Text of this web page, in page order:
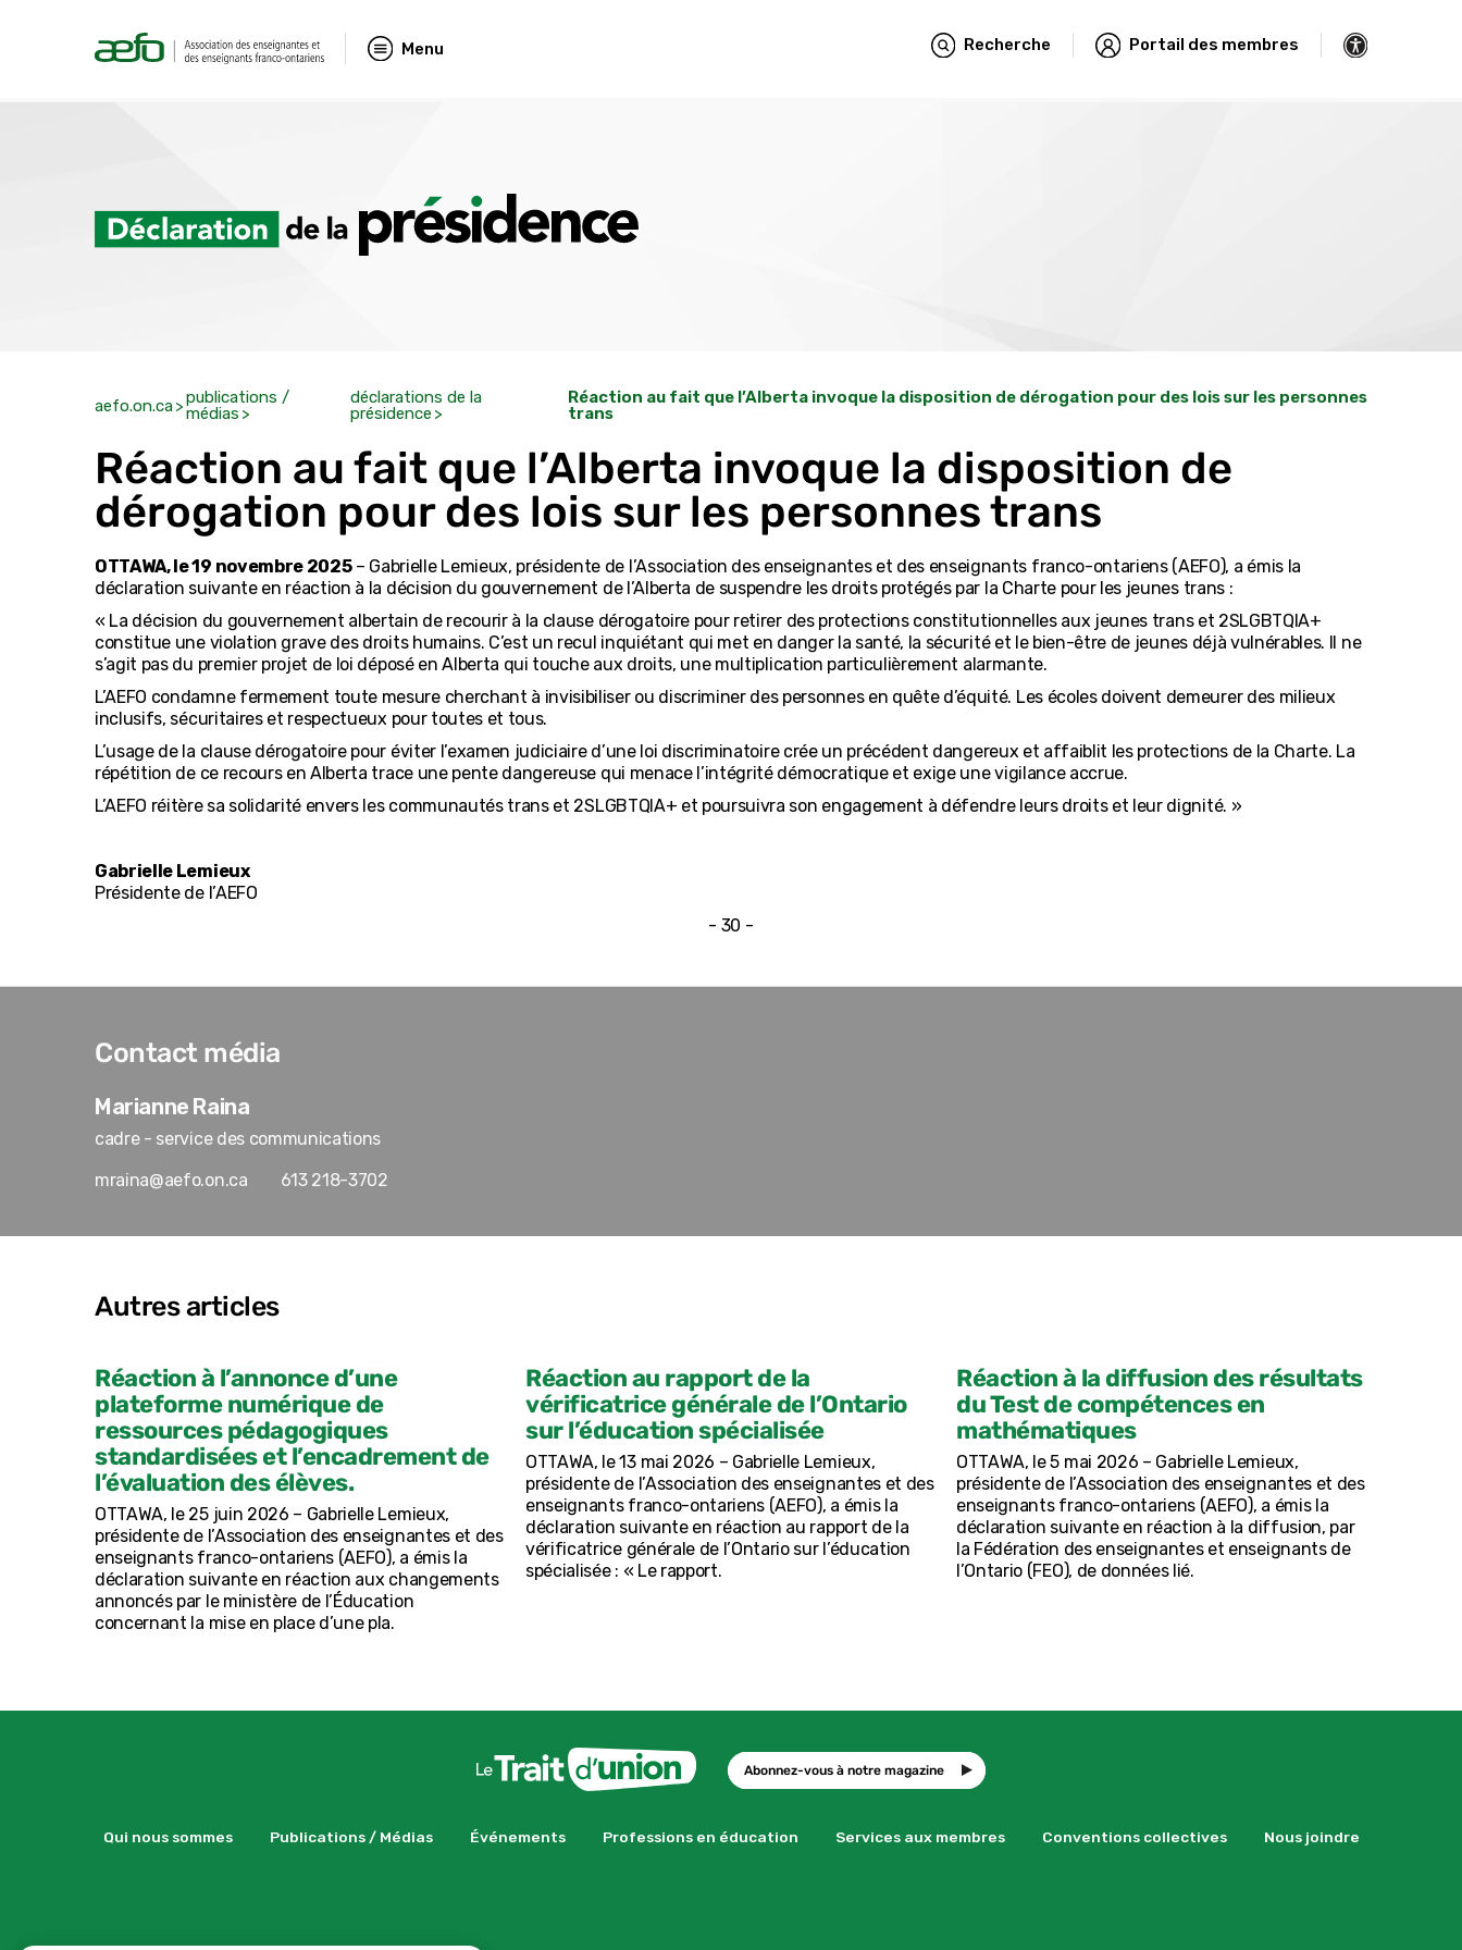
Menu Recherche Portail des membres
aefo.on.ca
publications /
médias
déclarations de la
présidence
Réaction au fait que l’Alberta invoque la disposition de dérogation pour des lois sur les personnes
trans
Réaction au fait que l’Alberta invoque la disposition de
dérogation pour des lois sur les personnes trans
OTTAWA, le 19 novembre 2025– Gabrielle Lemieux, présidente de l’Association des enseignantes et des enseignants franco-ontariens (AEFO), a émis la
déclaration suivante en réaction à la décision du gouvernement de l’Alberta de suspendre les droits protégés par la Charte pour les jeunes trans :
« La décision du gouvernement albertain de recourir à la clause dérogatoire pour retirer des protections constitutionnelles aux jeunes trans et 2SLGBTQIA+
constitue une violation grave des droits humains. C’est un recul inquiétant qui met en danger la santé, la sécurité et le bien-être de jeunes déjà vulnérables. Il ne
s’agit pas du premier projet de loi déposé en Alberta qui touche aux droits, une multiplication particulièrement alarmante.
L’AEFO condamne fermement toute mesure cherchant à invisibiliser ou discriminer des personnes en quête d’équité. Les écoles doivent demeurer des milieux
inclusifs, sécuritaires et respectueux pour toutes et tous.
L’usage de la clause dérogatoire pour éviter l’examen judiciaire d’une loi discriminatoire crée un précédent dangereux et affaiblit les protections de la Charte. La
répétition de ce recours en Alberta trace une pente dangereuse qui menace l’intégrité démocratique et exige une vigilance accrue.
L’AEFO réitère sa solidarité envers les communautés trans et 2SLGBTQIA+ et poursuivra son engagement à défendre leurs droits et leur dignité. »
Gabrielle Lemieux
Présidente de l’AEFO
- 30 -
Contact média
Marianne Raina
cadre - service des communications
mraina@aefo.on.ca
613 218-3702
Autres articles
Réaction à l’annonce d’une
plateforme numérique de
ressources pédagogiques
standardisées et l’encadrement de
l’évaluation des élèves.
OTTAWA, le 25 juin 2026 – Gabrielle Lemieux,
présidente de l’Association des enseignantes et des
enseignants franco-ontariens (AEFO), a émis la
déclaration suivante en réaction aux changements
annoncés par le ministère de l’Éducation
concernant la mise en place d’une pla.
Réaction au rapport de la
vérificatrice générale de l’Ontario
sur l’éducation spécialisée
OTTAWA, le 13 mai 2026 – Gabrielle Lemieux,
présidente de l’Association des enseignantes et des
enseignants franco-ontariens (AEFO), a émis la
déclaration suivante en réaction au rapport de la
vérificatrice générale de l’Ontario sur l’éducation
spécialisée : « Le rapport.
Réaction à la diffusion des résultats
du Test de compétences en
mathématiques
OTTAWA, le 5 mai 2026 – Gabrielle Lemieux,
présidente de l’Association des enseignantes et des
enseignants franco-ontariens (AEFO), a émis la
déclaration suivante en réaction à la diffusion, par
la Fédération des enseignantes et enseignants de
l’Ontario (FEO), de données lié.
Abonnez-vous à notre magazine
Qui nous sommes Publications / Médias Événements Professions en éducation Services aux membres Conventions collectives Nous joindre